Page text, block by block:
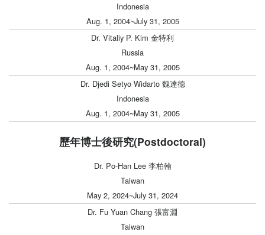
Indonesia
Aug. 1, 2004~July 31, 2005
Dr. Vitaliy P. Kim 金特利
Russia
Aug. 1, 2004~May 31, 2005
Dr. Djedi Setyo Widarto 魏達德
Indonesia
Aug. 1, 2004~May 31, 2005
歷年博士後研究(Postdoctoral)
Dr. Po-Han Lee 李柏翰
Taiwan
May 2, 2024~July 31, 2024
Dr. Fu Yuan Chang 張富淵
Taiwan